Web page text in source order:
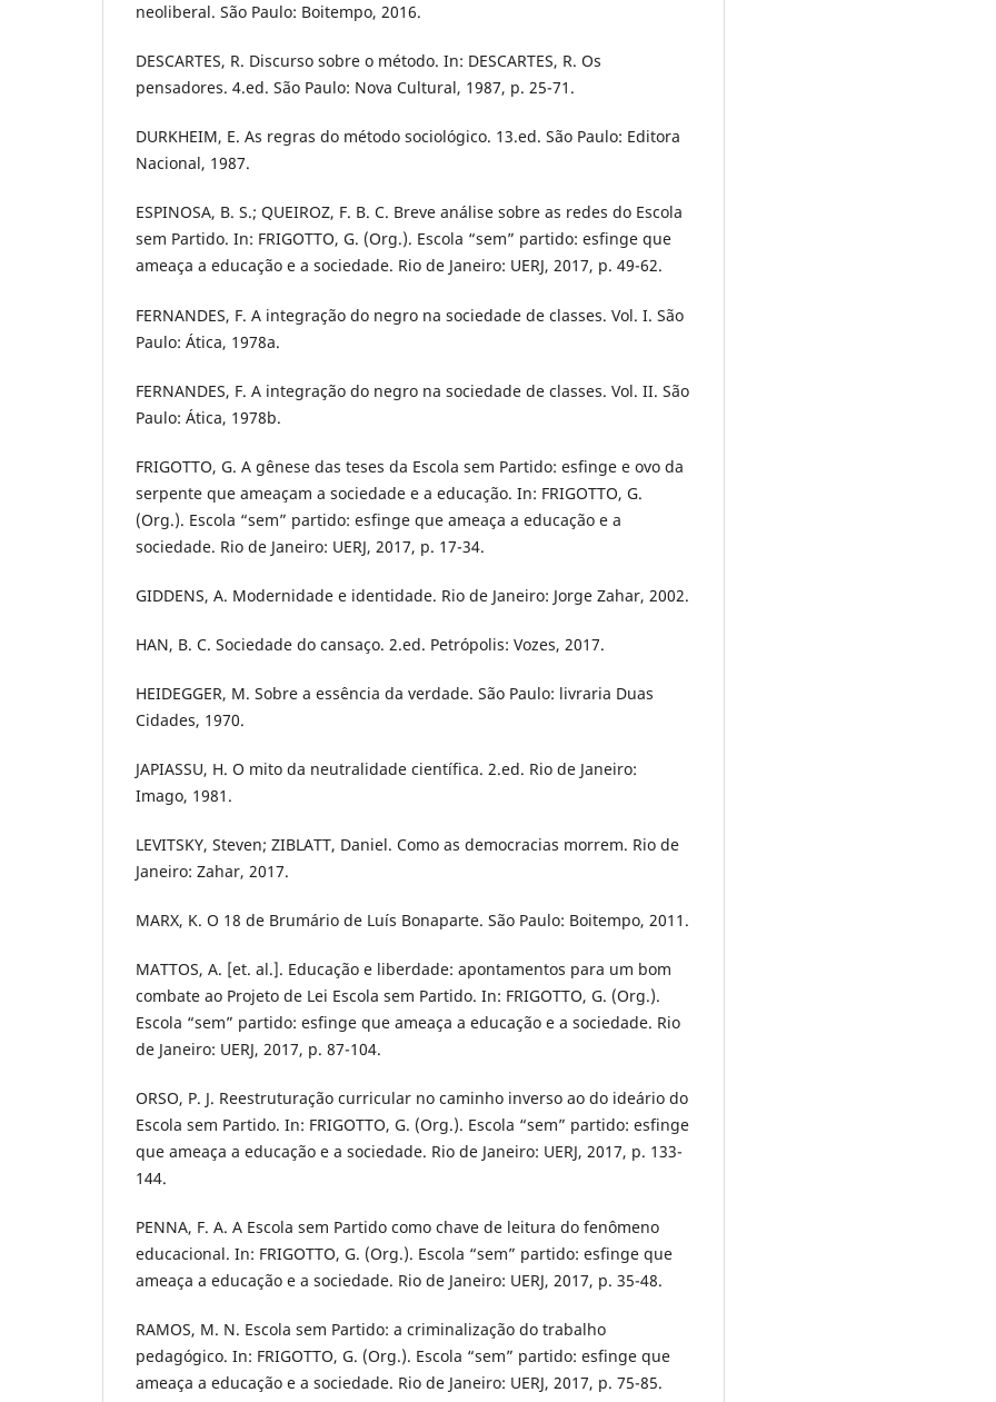
neoliberal. São Paulo: Boitempo, 2016.
DESCARTES, R. Discurso sobre o método. In: DESCARTES, R. Os
pensadores. 4.ed. São Paulo: Nova Cultural, 1987, p. 25-71.
DURKHEIM, E. As regras do método sociológico. 13.ed. São Paulo: Editora
Nacional, 1987.
ESPINOSA, B. S.; QUEIROZ, F. B. C. Breve análise sobre as redes do Escola
sem Partido. In: FRIGOTTO, G. (Org.). Escola “sem” partido: esfinge que
ameaça a educação e a sociedade. Rio de Janeiro: UERJ, 2017, p. 49-62.
FERNANDES, F. A integração do negro na sociedade de classes. Vol. I. São
Paulo: Ática, 1978a.
FERNANDES, F. A integração do negro na sociedade de classes. Vol. II. São
Paulo: Ática, 1978b.
FRIGOTTO, G. A gênese das teses da Escola sem Partido: esfinge e ovo da
serpente que ameaçam a sociedade e a educação. In: FRIGOTTO, G.
(Org.). Escola “sem” partido: esfinge que ameaça a educação e a
sociedade. Rio de Janeiro: UERJ, 2017, p. 17-34.
GIDDENS, A. Modernidade e identidade. Rio de Janeiro: Jorge Zahar, 2002.
HAN, B. C. Sociedade do cansaço. 2.ed. Petrópolis: Vozes, 2017.
HEIDEGGER, M. Sobre a essência da verdade. São Paulo: livraria Duas
Cidades, 1970.
JAPIASSU, H. O mito da neutralidade científica. 2.ed. Rio de Janeiro:
Imago, 1981.
LEVITSKY, Steven; ZIBLATT, Daniel. Como as democracias morrem. Rio de
Janeiro: Zahar, 2017.
MARX, K. O 18 de Brumário de Luís Bonaparte. São Paulo: Boitempo, 2011.
MATTOS, A. [et. al.]. Educação e liberdade: apontamentos para um bom
combate ao Projeto de Lei Escola sem Partido. In: FRIGOTTO, G. (Org.).
Escola “sem” partido: esfinge que ameaça a educação e a sociedade. Rio
de Janeiro: UERJ, 2017, p. 87-104.
ORSO, P. J. Reestruturação curricular no caminho inverso ao do ideário do
Escola sem Partido. In: FRIGOTTO, G. (Org.). Escola “sem” partido: esfinge
que ameaça a educação e a sociedade. Rio de Janeiro: UERJ, 2017, p. 133-
144.
PENNA, F. A. A Escola sem Partido como chave de leitura do fenômeno
educacional. In: FRIGOTTO, G. (Org.). Escola “sem” partido: esfinge que
ameaça a educação e a sociedade. Rio de Janeiro: UERJ, 2017, p. 35-48.
RAMOS, M. N. Escola sem Partido: a criminalização do trabalho
pedagógico. In: FRIGOTTO, G. (Org.). Escola “sem” partido: esfinge que
ameaça a educação e a sociedade. Rio de Janeiro: UERJ, 2017, p. 75-85.